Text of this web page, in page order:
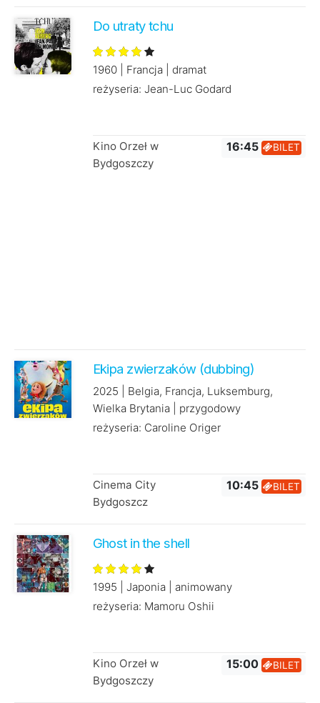
Do utraty tchu
1960 | Francja | dramat
reżyseria: Jean-Luc Godard
Kino Orzeł w
Bydgoszczy
16:45 BILET
Ekipa zwierzaków (dubbing)
2025 | Belgia, Francja, Luksemburg,
Wielka Brytania | przygodowy
reżyseria: Caroline Origer
Cinema City
Bydgoszcz
10:45 BILET
Ghost in the shell
1995 | Japonia | animowany
reżyseria: Mamoru Oshii
Kino Orzeł w
Bydgoszczy
15:00 BILET